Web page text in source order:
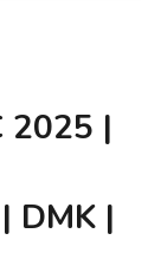
2025 |
DMK |